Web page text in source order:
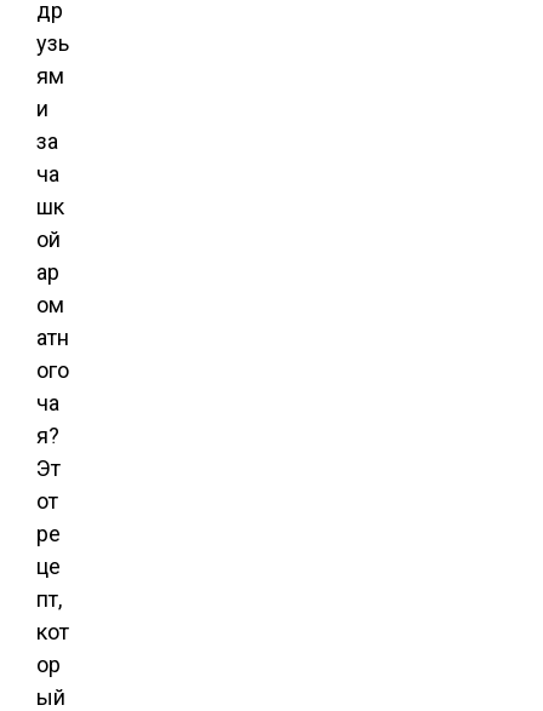
др
узь
ям
и
за
ча
шк
ой
ар
ом
атн
ого
ча
я?
Эт
от
ре
це
пт,
кот
ор
ый